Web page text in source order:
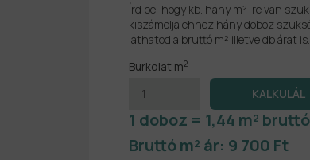
Írd be, hogy kb. hány m²-re van
kiszámolja ehhez hány doboz
láthatod a bruttó m² illetve db árat is.
Burkolat m2
1 doboz = 1,44 m²
Bruttó m² ár: 9 700 Ft